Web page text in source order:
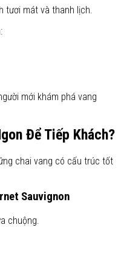
tươi mát và thanh lịch.
mới khám phá vang
Để Tiếp Khách?
chai vang có cấu trúc tốt
Sauvignon
chuộng.